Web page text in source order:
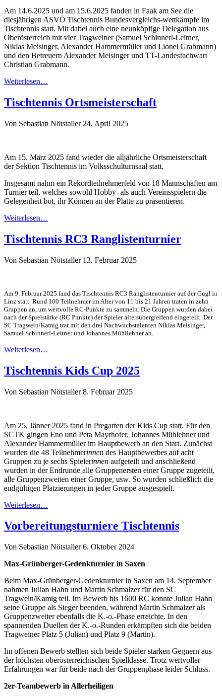
Am 14.6.2025 und am 15.6.2025 fanden in Faak am See die
diesjährigen ASVÖ Tischtennis Bundesvergleichs-wettkämpfe im
Tischtennis statt. Mit dabei auch eine neunköpfige Delegation aus
Oberösterreich mit vier Tragweiner (Samuel Schinnerl-Leitner,
Niklas Meisinger, Alexander Hammermüller und Lionel Grabmann)
und den Betreuern Alexander Meisinger und TT-Landesfachwart
Christian Grabmann.
Weiterlesen…
Tischtennis Ortsmeisterschaft
Von Sebastian Nötstaller 24. April 2025
Am 15. März 2025 fand wieder die alljährliche Ortsmeisterschaft
der Sektion Tischtennis im Volksschulturnsaal statt.
Insgesamt nahm ein Rekordteilnehmerfeld von 18 Mannschaften am
Turnier teil, welches sowohl Hobby- als auch Vereinsspielern die
Gelegenheit bot, ihr Können an der Platte zu präsentieren.
Weiterlesen…
Tischtennis RC3 Ranglistenturnier
Von Sebastian Nötstaller 13. Februar 2025
Am 9. Februar 2025 fand das Tischtennis RC3 Ranglistenturnier auf der Gugl in
Linz statt. Rund 100 Teilnehmer im Alter von 11 bis 21 Jahren traten in zehn
Gruppen an, um wertvolle RC-Punkte zu sammeln. Die Gruppen wurden dabei
nach der Spielstärke (RC Punkte) der Spieler altersübergreifend eingeteilt. Der
SC Tragwein/Kamig trat mit den drei Nachwuchstalenten Niklas Meisinger,
Samuel Schinnerl-Leitner und Johannes Mühllehner an.
Weiterlesen…
Tischtennis Kids Cup 2025
Von Sebastian Nötstaller 8. Februar 2025
Am 25. Jänner 2025 fand in Pregarten der Kids Cup statt. Für den
SCTK gingen Eno und Peta Mayrhofer, Johannes Mühlehner und
Alexander Hammermüller im Hauptbewerb an den Start. Zunächst
wurden die 48 Teilnehmerinnen des Hauptbewerbes auf acht
Gruppen zu je sechs Spielerinnen aufgeteilt und anschließend
wurden in der Endrunde alle Gruppenersten einer Gruppe zugeteilt,
alle Gruppenzweiten einer Gruppe, usw. So wurden schließlich die
endgültigen Platzierungen in jeder Gruppe ausgespielt.
Weiterlesen…
Vorbereitungsturniere Tischtennis
Von Sebastian Nötstaller 6. Oktober 2024
Max-Grünberger-Gedenkturnier in Saxen
Beim Max-Grünberger-Gedenkturnier in Saxen am 14. September
nahmen Julian Hahn und Martin Schmalzer für den SC
Tragwein/Kamig teil. Im Bewerb bis 1600 RC konnte Julian Hahn
seine Gruppe als Sieger beenden, während Martin Schmalzer als
Gruppenzweiter ebenfalls die K.-o.-Phase erreichte. In den
spannenden Duellen der K.-o.-Runden erkämpften sich die beiden
Tragweiner Platz 5 (Julian) und Platz 9 (Martin).
Im offenen Bewerb stellten sich beide Spieler starken Gegnern aus
der höchsten oberösterreichischen Spielklasse. Trotz wertvoller
Erfahrungen war für beide nach der Gruppenphase leider Schluss.
2er-Teambewerb in Allerheiligen